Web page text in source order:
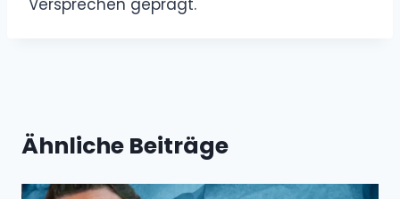
Versprechen geprägt.
Ähnliche Beiträge